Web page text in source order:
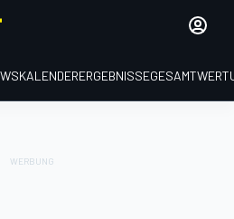
KALENDERERGEBNISSE